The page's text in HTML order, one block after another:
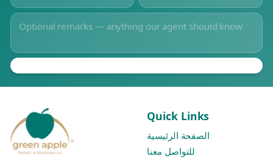
Quick Links
الصفحة الرئيسية
للتواصل معنا